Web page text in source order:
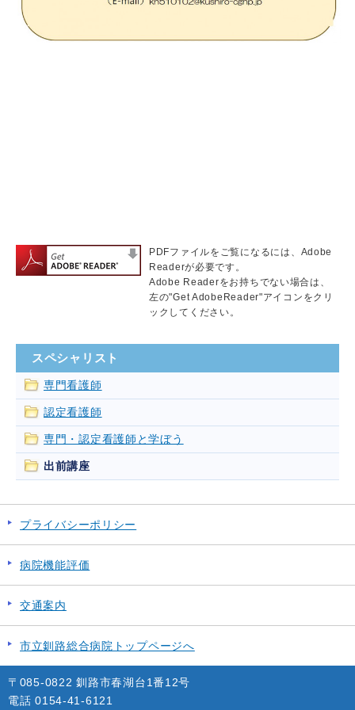
PDFファイルをご覧になるには、Adobe
Readerが必要です。
Adobe Readerをお持ちでない場合は、
左の"Get AdobeReader"アイコンをクリ
ックしてください。
スペシャリスト
専門看護師
認定看護師
専門・認定看護師と学ぼう
出前講座
プライバシーポリシー
病院機能評価
交通案内
市立釧路総合病院トップページへ
〒085-0822 釧路市春湖台1番12号
電話 0154-41-6121